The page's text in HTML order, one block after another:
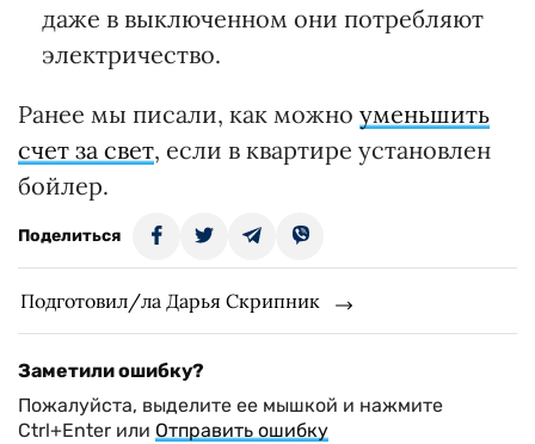
даже в выключенном они потребляют
электричество.
Ранее мы писали, как можно уменьшить
счет за свет, если в квартире установлен
бойлер.
Поделиться
Подготовил/ла Дарья Скрипник
Заметили ошибку?
Пожалуйста, выделите ее мышкой и нажмите
Ctrl+Enter или Отправить ошибку